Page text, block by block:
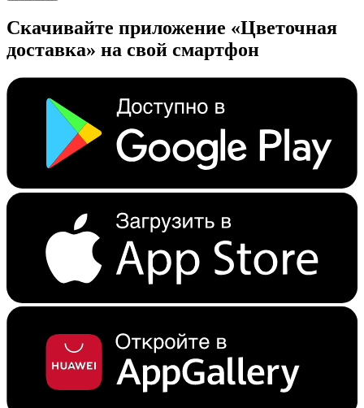
Скачивайте приложение «Цветочная
доставка» на свой смартфон